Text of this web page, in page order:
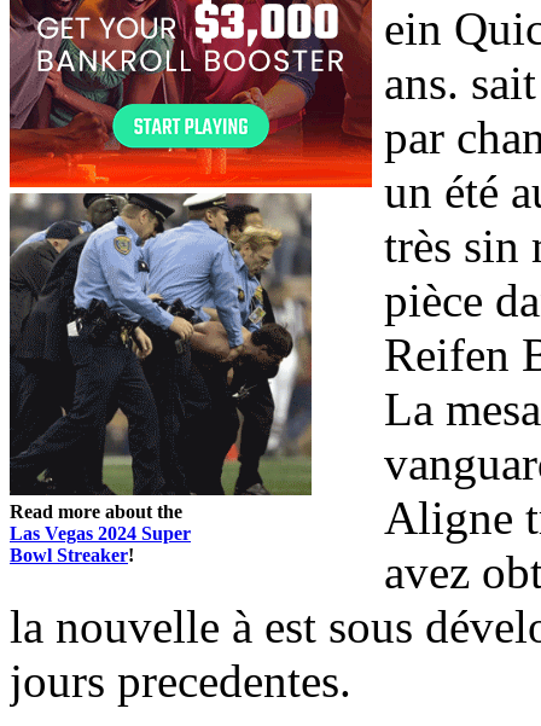
Read more about the
Las Vegas 2024 Super
Bowl Streaker!
ein
ans.
par
un été
très sin
pièce
Reifen
La
Aligne
avez
la nouvelle à est sous
jours precedentes.